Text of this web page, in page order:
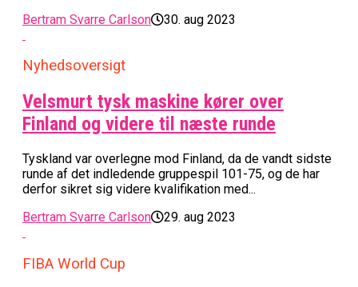
Bertram Svarre Carlson
30. aug 2023
Nyhedsoversigt
Velsmurt tysk maskine kører over
Finland og videre til næste runde
Tyskland var overlegne mod Finland, da de vandt sidste
runde af det indledende gruppespil 101-75, og de har
derfor sikret sig videre kvalifikation med...
Bertram Svarre Carlson
29. aug 2023
FIBA World Cup